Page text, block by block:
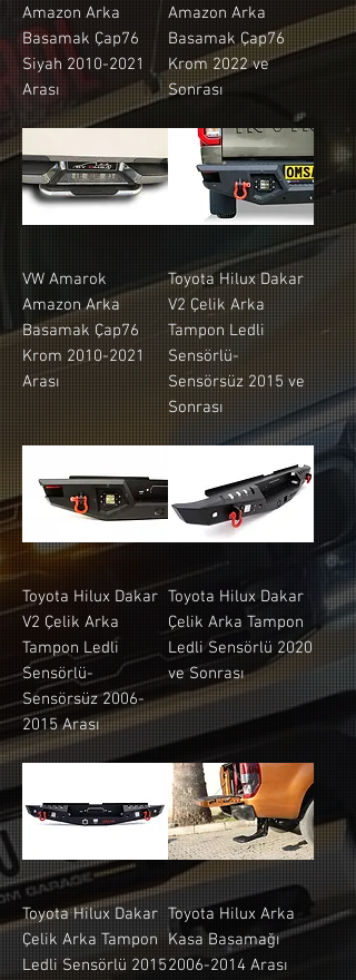
Amazon Arka
Basamak Çap76
Siyah 2010-2021
Arası
Amazon Arka
Basamak Çap76
Krom 2022 ve
Sonrası
VW Amarok
Amazon Arka
Basamak Çap76
Krom 2010-2021
Arası
Toyota Hilux Dakar
V2 Çelik Arka
Tampon Ledli
Sensörlü-
Sensörsüz 2015 ve
Sonrası
Toyota Hilux Dakar
V2 Çelik Arka
Tampon Ledli
Sensörlü-
Sensörsüz 2006-
2015 Arası
Toyota Hilux Dakar
Çelik Arka Tampon
Ledli Sensörlü 2020
ve Sonrası
Toyota Hilux Dakar
Çelik Arka Tampon
Ledli Sensörlü 2015
Toyota Hilux Arka
Kasa Basamağı
2006-2014 Arası